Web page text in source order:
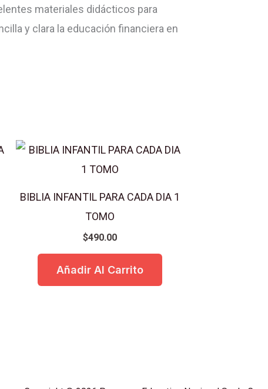
materiales didácticos para
y clara la educación financiera en
BIBLIA INFANTIL PARA CADA DIA 1
TOMO
$490.00
Añadir Al Carrito